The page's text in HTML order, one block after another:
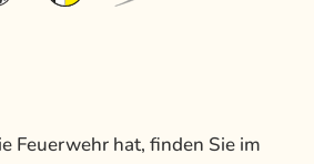
Feuerwehr hat, finden Sie im